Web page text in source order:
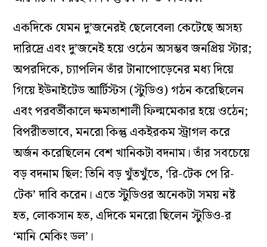
একদিকে যেমন দু’জনেরই ছেলেবেলা কেটেছে অসহ্য
দারিদ্রে এবং দু’জনেই হয়ে ওঠেন অসম্ভব জনপ্রিয় স্টার;
অপরদিকে, চ্যাপলিন তাঁর টানাপোড়েনের মধ্য দিয়ে
গিয়ে ইউনাইটেড আর্টিস্টস (স্টুডিও) গঠন করেছিলেন
এবং পরবর্তীকালে ক্ষমতাশালী ফিল্মমেকার হয়ে ওঠেন;
বিপরীতভাবে, মনরো কিন্তু একইরকম স্ট্রাগল করে
অর্জন করেছিলেন বেশ খানিকটা বদনাম। তাঁর সবচেয়ে
বড় বদনাম ছিল: তিনি বড় খুঁতখুঁতে, ‘রি-টেক পে রি-
টেক’ দাবি করেন। এতে স্টুডিওর অনেকটা সময় নষ্ট
হত, লোকসান হত, এদিকে মনরো ছিলেন স্টুডিও-র
‘মানি মেকিং ডল’।